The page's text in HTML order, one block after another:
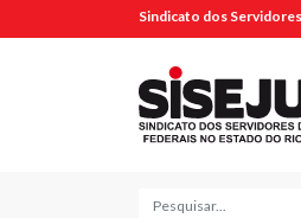
Sindicato dos
Pesquisa